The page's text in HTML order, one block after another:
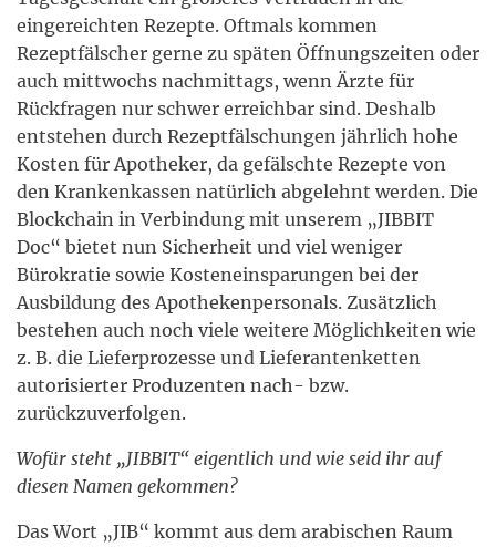
eingereichten Rezepte. Oftmals kommen
Rezeptfälscher gerne zu späten Öffnungszeiten oder
auch mittwochs nachmittags, wenn Ärzte für
Rückfragen nur schwer erreichbar sind. Deshalb
entstehen durch Rezeptfälschungen jährlich hohe
Kosten für Apotheker, da gefälschte Rezepte von
den Krankenkassen natürlich abgelehnt werden. Die
Blockchain in Verbindung mit unserem „JIBBIT
Doc“ bietet nun Sicherheit und viel weniger
Bürokratie sowie Kosteneinsparungen bei der
Ausbildung des Apothekenpersonals. Zusätzlich
bestehen auch noch viele weitere Möglichkeiten wie
z. B. die Lieferprozesse und Lieferantenketten
autorisierter Produzenten nach- bzw.
zurückzuverfolgen.
Wofür steht „JIBBIT“ eigentlich und wie seid ihr auf
diesen Namen gekommen?
Das Wort „JIB“ kommt aus dem arabischen Raum